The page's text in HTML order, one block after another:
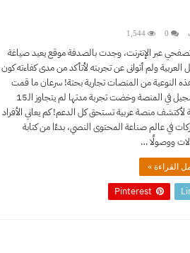
0
1,544
تصفحي عبر الإنترنت، وجدت بالصدفة موقع يعيد صياغة
العربية ولم أتوانى عن تجربته لأتأكد من مدى كفاءته كون
النوعية من المنصات تجارية بحتة! سرعان ما قمت
بالتسجيل في المنصة وخضت تجربة مدتها لم يتجاوز الـ15
لأكتشف منصة عربية تستحق كل الدعم! كم يعاني الأفراد
في عالم صناعة المحتوى النصي، بدءًا من كتابة
ووصولًا …
القراءة »
Pinterest